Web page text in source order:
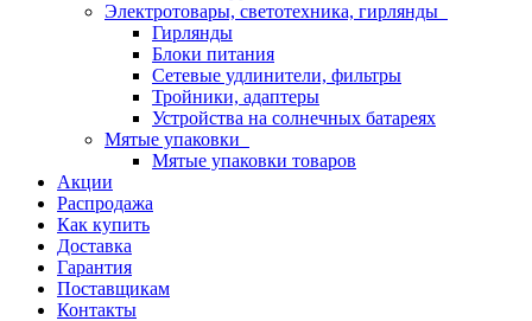
Электротовары, светотехника, гирлянды
Гирлянды
Блоки питания
Сетевые удлинители, фильтры
Тройники, адаптеры
Устройства на солнечных батареях
Мятые упаковки
Мятые упаковки товаров
Акции
Распродажа
Как купить
Доставка
Гарантия
Поставщикам
Контакты